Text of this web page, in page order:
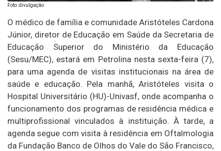
Foto: divulgação
O médico de família e comunidade Aristóteles Cardona
Júnior, diretor de Educação em Saúde da Secretaria de
Educação Superior do Ministério da Educação
(Sesu/MEC), estará em Petrolina nesta sexta-feira (7),
para uma agenda de visitas institucionais na área de
saúde e educação. Pela manhã, Aristóteles visita o
Hospital Universitário (HU)-Univasf, onde acompanha o
funcionamento dos programas de residência médica e
multiprofissional vinculados à instituição. À tarde, a
agenda segue com visita à residência em Oftalmologia
da Fundação Banco de Olhos do Vale do São Francisco,